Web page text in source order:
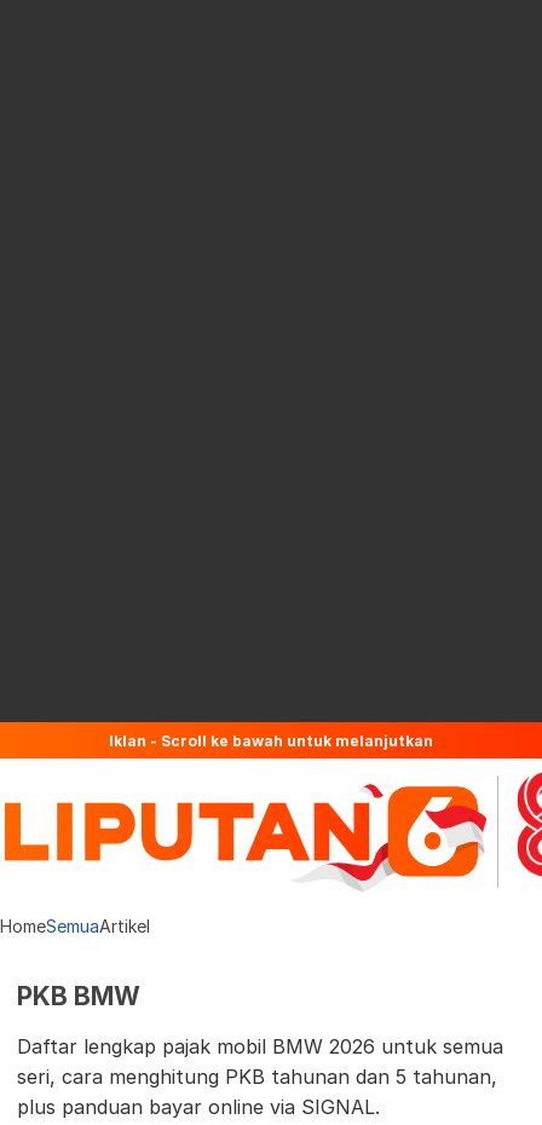
Iklan - Scroll ke bawah untuk melanjutkan
HomeSemuaArtikel
PKB BMW
Daftar lengkap pajak mobil BMW 2026 untuk semua
seri, cara menghitung PKB tahunan dan 5 tahunan,
plus panduan bayar online via SIGNAL.